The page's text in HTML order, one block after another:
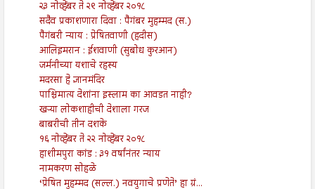
२३ नोव्हेंबर ते २९ नोव्हेंबर २०१८
सदैव प्रकाशणारा दिवा : पैगंबर मुहम्मद (स.)
पैगंबरी न्याय : प्रेषितवाणी (हदीस)
आलिइमरान : ईशवाणी (सुबोध कुरआन)
जर्मनीच्या यशाचे रहस्य
मदरसा हे ज्ञानमंदिर
पाश्चिमात्य देशांना इस्लाम का आवडत नाही?
खऱ्या लोकशाहीची देशाला गरज
बाबरीची तीन दशके
१६ नोव्हेंबर ते २२ नोव्हेंबर २०१८
हाशीमपुरा कांड : ३१ वर्षांनंतर न्याय
नामकरण सोहळे
‘प्रेषित मुहम्मद (सल्ल.) नवयुगाचे प्रणेते’ हा ग्रं...